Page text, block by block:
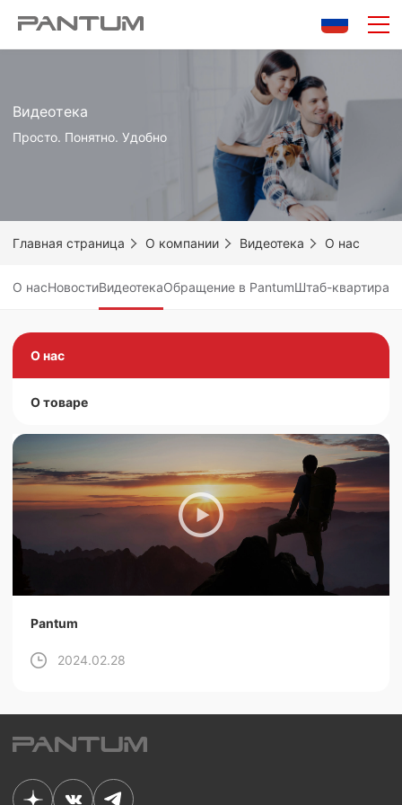
Видеотека
Просто. Понятно. Удобно
Главная страница О компании Видеотека О нас
О насНовостиВидеотекаОбращение в PantumШтаб-квартира
О нас
О товаре
Pantum
2024.02.28